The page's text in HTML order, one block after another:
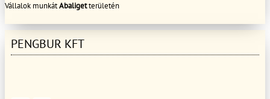
Vállalok munkátAbaligetterületén
PENGBUR KFT